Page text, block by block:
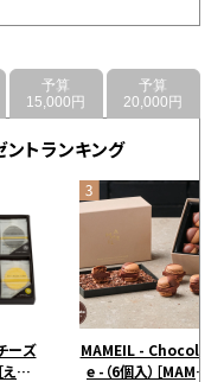
予算
15,000円
予算
20,000円
トランキング
ーズ
びと
MAMEIL - Chocolat
e -（6個入）［MAMEI